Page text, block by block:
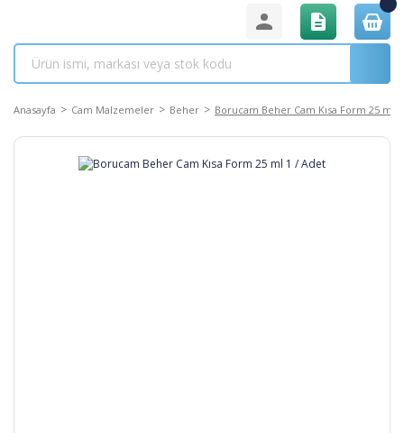
Anasayfa Cam Malzemeler Beher Borucam Beher Cam Kısa Form 25 ml